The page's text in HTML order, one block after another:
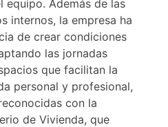
Además de las
internos, la empresa ha
de crear condiciones
las jornadas
que facilitan la
personal y profesional,
con la
de Vivienda, que